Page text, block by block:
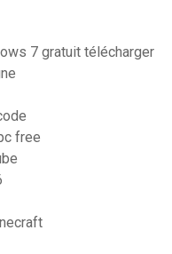
7 gratuit télécharger
free